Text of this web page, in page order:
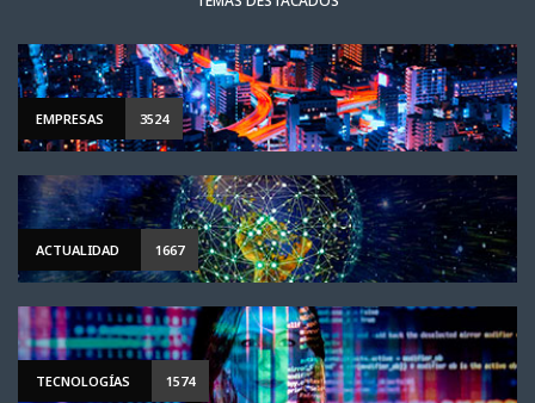
EMPRESAS 3524
ACTUALIDAD 1667
TECNOLOGÍAS 1574